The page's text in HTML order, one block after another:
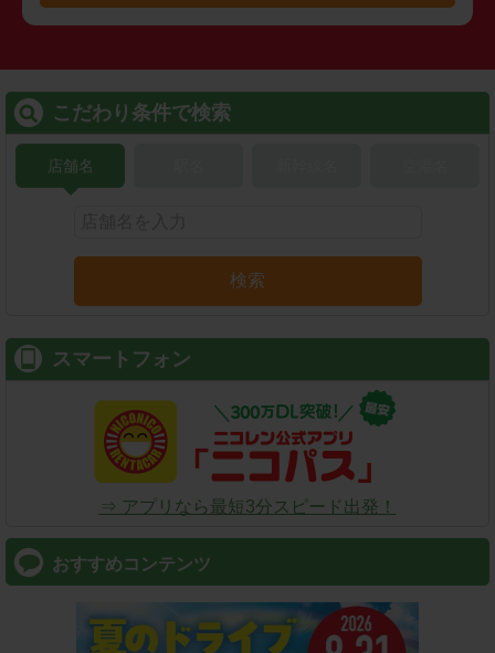
こだわり条件で検索
店舗名
検索
スマートフォン
⇒ アプリなら最短3分スピード出発！
おすすめコンテンツ